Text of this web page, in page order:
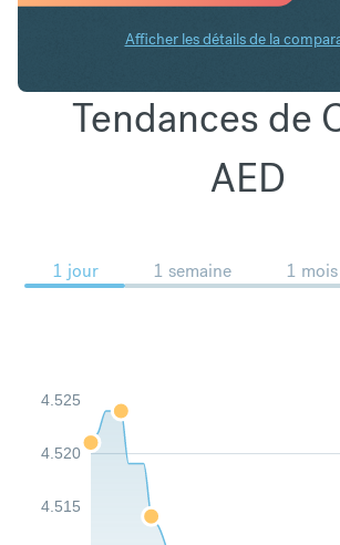
Afficher les détails de la
Tendances de
AED
1 jour 1 semaine 1 mois
4.515
4.520
4.525